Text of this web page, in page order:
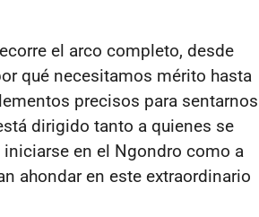
el arco completo, desde
qué necesitamos mérito hasta
precisos para sentarnos
dirigido tanto a quienes se
iniciarse en el Ngondro como a
ahondar en este extraordinario